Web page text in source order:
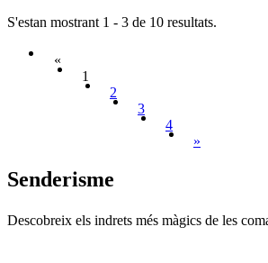
S'estan mostrant 1 - 3 de 10 resultats.
«
1
2
3
4
»
Senderisme
Descobreix els indrets més màgics de les